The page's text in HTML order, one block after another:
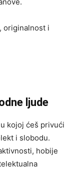
originalnost i
ljude
kojoj ćeš privući
i slobodu.
hobije